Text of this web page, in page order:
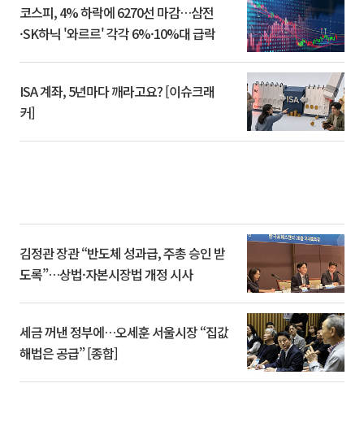
코스피, 4% 하락에 6270선 마감…삼전
·SK하닉 '와르르' 각각 6%·10%대 급락
ISA 계좌, 5년마다 깨라고요? [이슈크래
커]
김정관 장관 “반도체 성과급, 주총 승인 받
도록”…상법·자본시장법 개정 시사
세금 꺼낸 정부에…오세훈 서울시장 “집값
해법은 공급” [종합]